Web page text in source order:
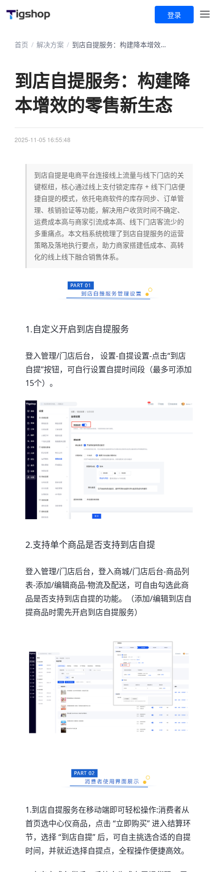
登录
首页 / 解决方案 / 到店自提服务：构建降本增效的零售新生态
到店自提服务：构建降
本增效的零售新生态
2025-11-05 16:55:48
到店自提是电商平台连接线上流量与线下门店的关
键枢纽，核心通过线上支付锁定库存 + 线下门店便
捷自提的模式，依托电商软件的库存同步、订单管
理、核销验证等功能，解决用户收货时间不确定、
运费成本高与商家引流成本高、线下门店客流少的
多重痛点。本文档系统梳理了到店自提服务的运营
策略及落地执行要点，助力商家搭建低成本、高转
化的线上线下融合销售体系。
1.自定义开启到店自提服务
登入管理/门店后台， 设置-自提设置-点击“到店
自提”按钮，可自行设置自提时间段（最多可添加
15个）。
2.支持单个商品是否支持到店自提
登入管理/门店后台，登入商城/门店后台-商品列
表-添加/编辑商品-物流及配送，可自由勾选此商
品是否支持到店自提的功能。（添加/编辑到店自
提商品时需先开启到店自提服务）
1.到店自提服务在移动端即可轻松操作:消费者从
首页选中心仪商品，点击 “立即购买” 进入结算环
节，选择 “到店自提” 后，可自主挑选合适的自提
时间，并就近选择自提点，全程操作便捷高效。